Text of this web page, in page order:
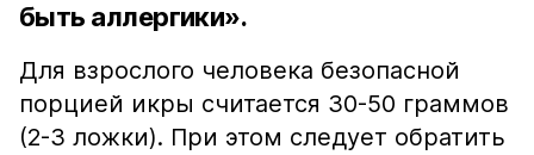
быть аллергики».
Для взрослого человека безопасной
порцией икры считается 30-50 граммов
(2-3 ложки). При этом следует обратить